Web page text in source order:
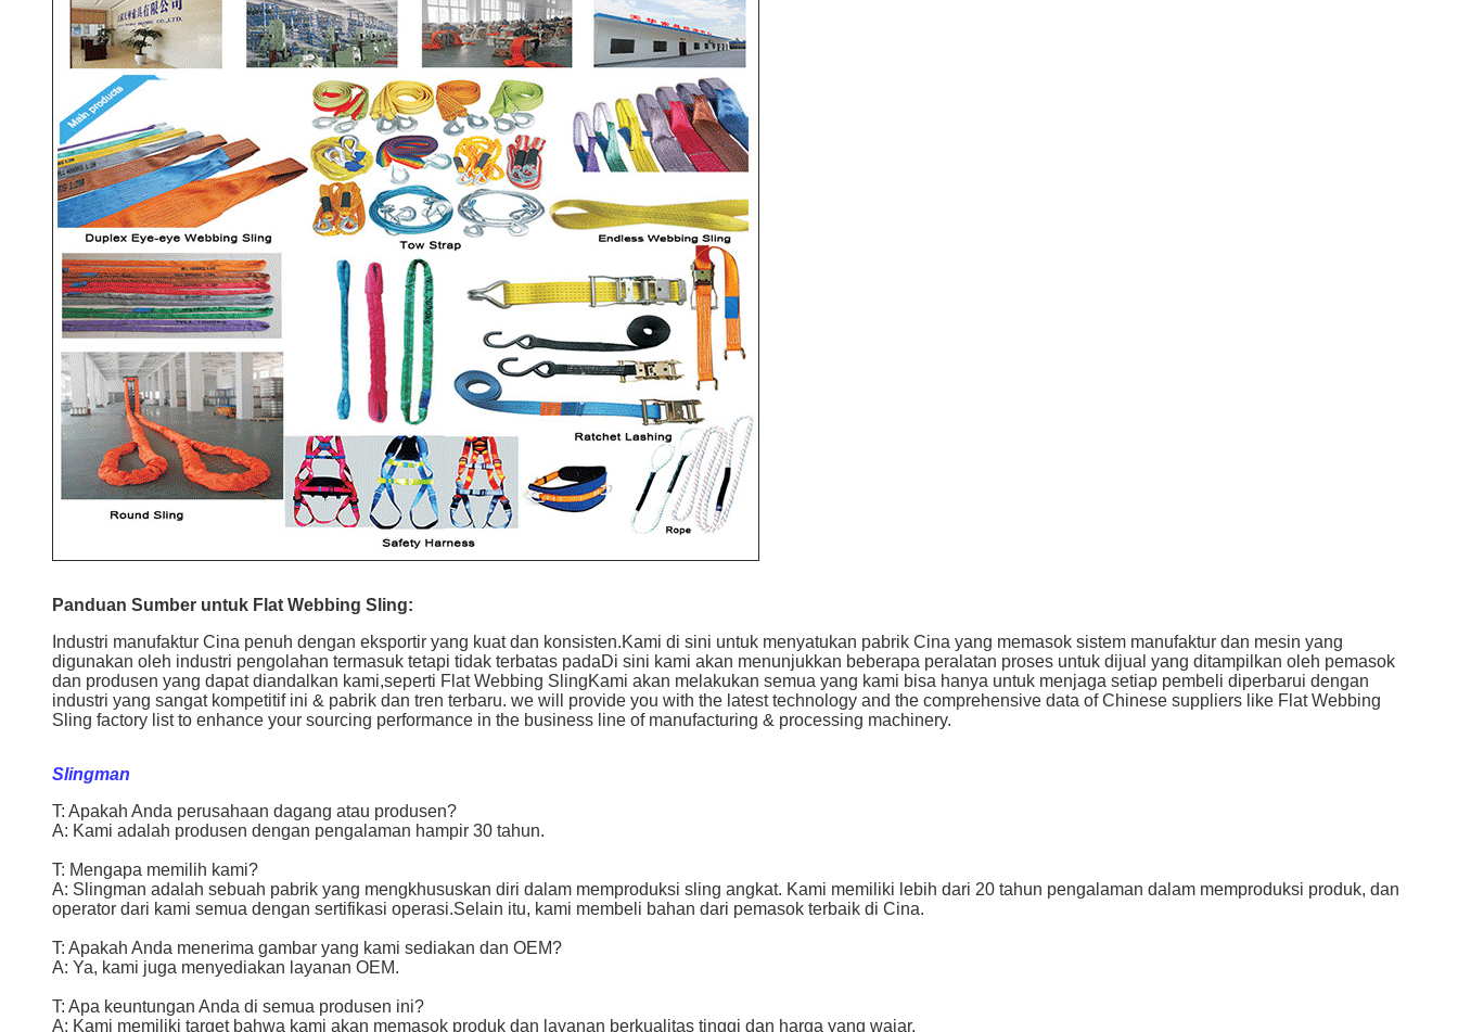
Panduan Sumber untuk Flat Webbing Sling:
Industri manufaktur Cina penuh dengan eksportir yang kuat dan konsisten.Kami di sini untuk menyatukan pabrik Cina yang memasok sistem manufaktur dan mesin yang
digunakan oleh industri pengolahan termasuk tetapi tidak terbatas padaDi sini kami akan menunjukkan beberapa peralatan proses untuk dijual yang ditampilkan oleh pemasok
dan produsen yang dapat diandalkan kami,seperti Flat Webbing SlingKami akan melakukan semua yang kami bisa hanya untuk menjaga setiap pembeli diperbarui dengan
industri yang sangat kompetitif ini & pabrik dan tren terbaru. we will provide you with the latest technology and the comprehensive data of Chinese suppliers like Flat Webbing
Sling factory list to enhance your sourcing performance in the business line of manufacturing & processing machinery.
Slingman
T: Apakah Anda perusahaan dagang atau produsen?
A: Kami adalah produsen dengan pengalaman hampir 30 tahun.
T: Mengapa memilih kami?
A: Slingman adalah sebuah pabrik yang mengkhususkan diri dalam memproduksi sling angkat. Kami memiliki lebih dari 20 tahun pengalaman dalam memproduksi produk, dan
operator dari kami semua dengan sertifikasi operasi.Selain itu, kami membeli bahan dari pemasok terbaik di Cina.
T: Apakah Anda menerima gambar yang kami sediakan dan OEM?
A: Ya, kami juga menyediakan layanan OEM.
T: Apa keuntungan Anda di semua produsen ini?
A: Kami memiliki target bahwa kami akan memasok produk dan layanan berkualitas tinggi dan harga yang wajar.